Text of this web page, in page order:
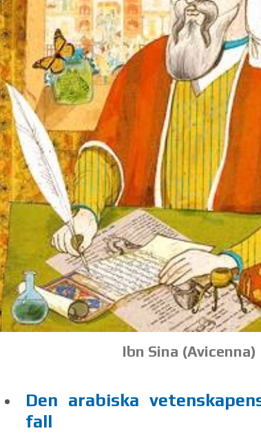
Ibn Sina (Avicen­na)
Den ara­bis­ka
fall